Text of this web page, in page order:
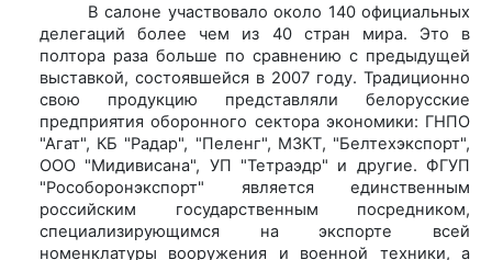
В салоне участвовало около 140 официальных
делегаций более чем из 40 стран мира. Это в
полтора раза больше по сравнению с предыдущей
выставкой, состоявшейся в 2007 году. Традиционно
свою продукцию представляли белорусские
предприятия оборонного сектора экономики: ГНПО
"Агат", КБ "Радар", "Пеленг", МЗКТ, "Белтехэкспорт",
ООО "Мидивисана", УП "Тетраэдр" и другие. ФГУП
"Рособоронэкспорт" является единственным
российским государственным посредником,
специализирующимся на экспорте всей
номенклатуры вооружения и военной техники, а